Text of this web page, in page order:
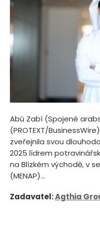
Abú Zabí (Spojené
(PROTEXT/
zveřejnila svou
2025 lídrem
na Blízkém východě, v
(MENAP)...
Zadavatel:Agthia